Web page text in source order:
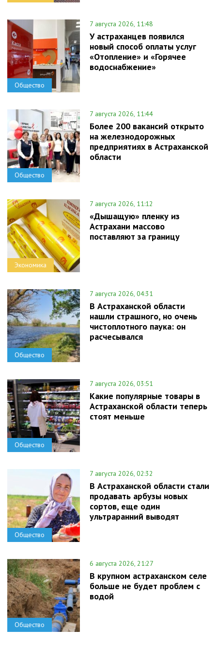
Общество
7 августа 2026, 11:48
У астраханцев появился
новый способ оплаты услуг
«Отопление» и «Горячее
водоснабжение»
Общество
7 августа 2026, 11:44
Более 200 вакансий открыто
на железнодорожных
предприятиях в Астраханской
области
Экономика
7 августа 2026, 11:12
«Дышащую» пленку из
Астрахани массово
поставляют за границу
Общество
7 августа 2026, 04:31
В Астраханской области
нашли страшного, но очень
чистоплотного паука: он
расчесывался
Общество
7 августа 2026, 03:51
Какие популярные товары в
Астраханской области теперь
стоят меньше
Общество
7 августа 2026, 02:32
В Астраханской области стали
продавать арбузы новых
сортов, еще один
ультраранний выводят
Общество
6 августа 2026, 21:27
В крупном астраханском селе
больше не будет проблем с
водой